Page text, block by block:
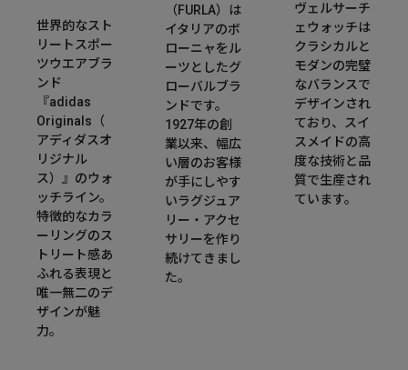
世界的なスト
リートスポー
ツウエアブラ
ンド
『adidas
Originals（
アディダスオ
リジナル
ス）』のウォ
ッチライン。
特徴的なカラ
ーリングのス
トリート感あ
ふれる表現と
唯一無二のデ
ザインが魅
力。
（FURLA）は
イタリアのボ
ローニャをル
ーツとしたグ
ローバルブラ
ンドです。
1927年の創
業以来、幅広
い層のお客様
が手にしやす
いラグジュア
リー・アクセ
サリーを作り
続けてきまし
た。
ヴェルサーチ
ェウォッチは
クラシカルと
モダンの完璧
なバランスで
デザインされ
ており、スイ
スメイドの高
度な技術と品
質で生産され
ています。​